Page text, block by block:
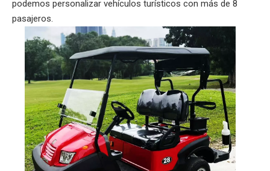
podemos personalizar vehículos turísticos con más de 8
pasajeros.